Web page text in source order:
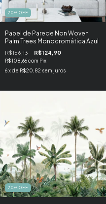
20% OFF
Papel de Parede Non Woven
Palm Trees Monocromática Azul
R$156,13 R$124,90
R$108,66com Pix
6x de R$20,82 sem juros
20% OFF